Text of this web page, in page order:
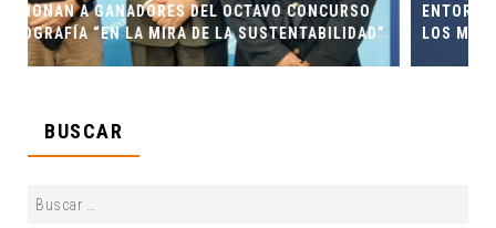
ENTORNO VERDE Y ANIMALIA PRESENTES EN EL DÍA DE
LOS MUERTOS FCC, UANL.
BUSCAR